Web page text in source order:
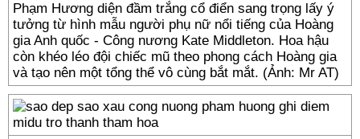
Phạm Hương diện đầm trắng cổ điển sang trọng lấy ý
tưởng từ hình mẫu người phụ nữ nổi tiếng của Hoàng
gia Anh quốc - Công nương Kate Middleton. Hoa hậu
còn khéo léo đội chiếc mũ theo phong cách Hoàng gia
và tạo nên một tổng thể vô cùng bắt mắt. (Ảnh: Mr AT)